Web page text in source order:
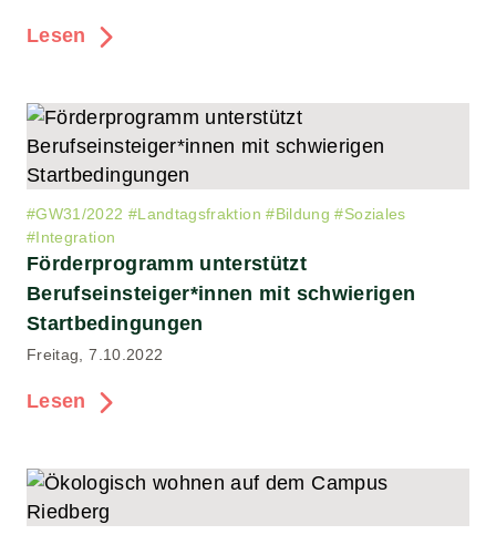
Lesen
#GW31/2022 #Landtagsfraktion #Bildung #Soziales
#Integration
Förderprogramm unterstützt
Berufseinsteiger*innen mit schwierigen
Startbedingungen
Freitag, 7.10.2022
Lesen